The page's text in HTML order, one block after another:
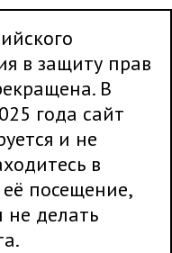
в защиту прав
В
года сайт
и не
в
посещение,
делать